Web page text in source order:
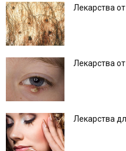
Лекарства
Лекарства
Лекарства